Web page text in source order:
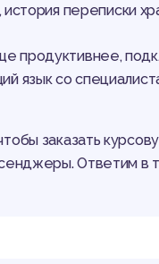
переписки
язык со
заказать
Ответим в